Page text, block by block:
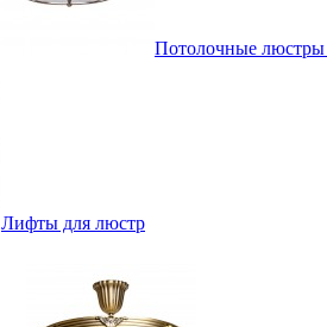
Потолочные люстры
Лифты для люстр